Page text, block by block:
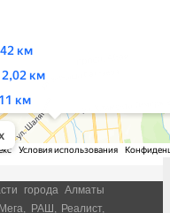
города Алматы
РАШ, Реалист,